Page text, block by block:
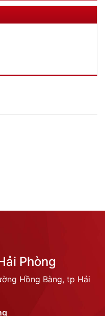
Phòng
Hồng Bàng, tp Hải